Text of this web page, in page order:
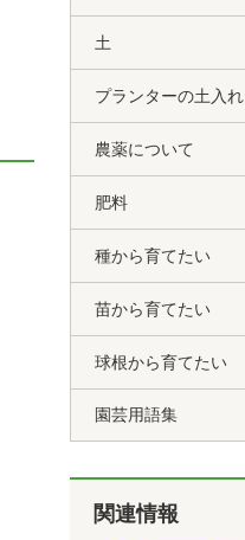
土
プランターの土入れ
農薬について
肥料
種から育てたい
苗から育てたい
球根から育てたい
園芸用語集
関連情報